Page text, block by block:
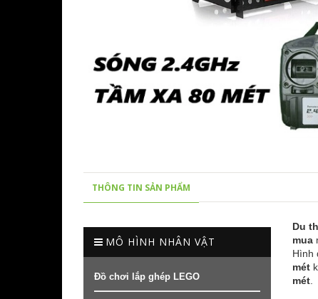
THÔNG TIN SẢN PHẨM
MÔ HÌNH NHÂN VẬT
Đồ chơi lắp ghép LEGO
Du
mua
Hình
mét
mét.